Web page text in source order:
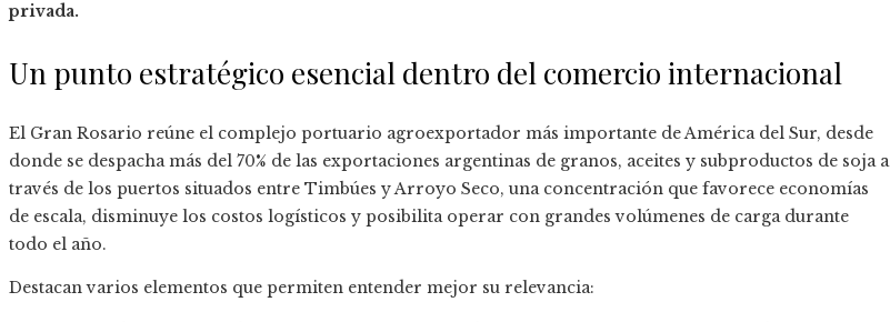
privada.
Un punto estratégico esencial dentro del comercio internacional
El Gran Rosario reúne el complejo portuario agroexportador más importante de América del Sur, desde
donde se despacha más del 70% de las exportaciones argentinas de granos, aceites y subproductos de soja a
través de los puertos situados entre Timbúes y Arroyo Seco, una concentración que favorece economías
de escala, disminuye los costos logísticos y posibilita operar con grandes volúmenes de carga durante
todo el año.
Destacan varios elementos que permiten entender mejor su relevancia: